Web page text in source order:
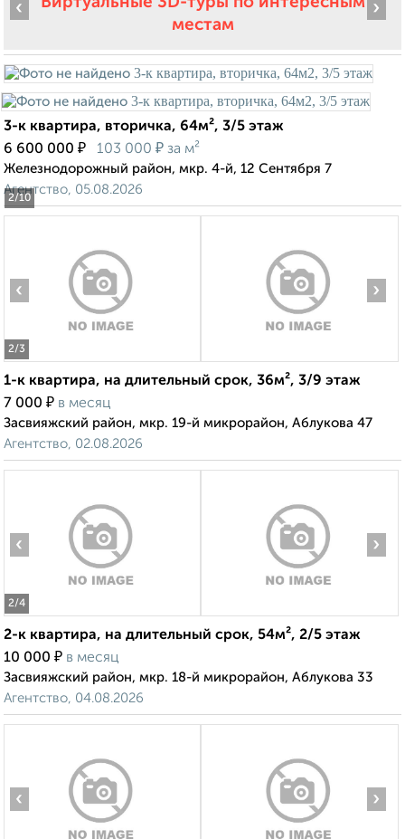
местам
2/10
‹ ›
3-к квартира, вторичка, 64м², 3/5 этаж
6 600 000 ₽ 103 000 ₽ за м²
Железнодорожный район, мкр. 4-й, 12 Сентября 7
Агентство, 05.08.2026
2/3
‹ ›
1-к квартира, на длительный срок, 36м², 3/9 этаж
7 000 ₽ в месяц
Засвияжский район, мкр. 19-й микрорайон, Аблукова 47
Агентство, 02.08.2026
2/4
‹ ›
2-к квартира, на длительный срок, 54м², 2/5 этаж
10 000 ₽ в месяц
Засвияжский район, мкр. 18-й микрорайон, Аблукова 33
Агентство, 04.08.2026
‹ ›